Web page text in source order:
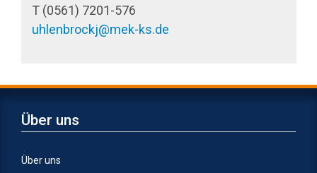
T (0561) 7201-576
uhlenbrockj@mek-ks.de
Über uns
Über uns